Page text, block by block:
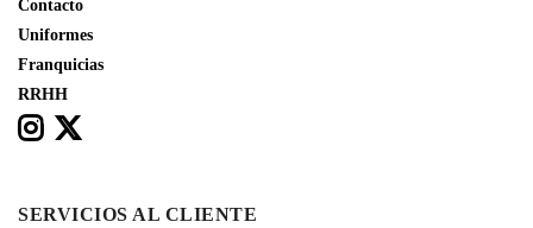
Contacto
Uniformes
Franquicias
RRHH
SERVICIOS AL CLIENTE